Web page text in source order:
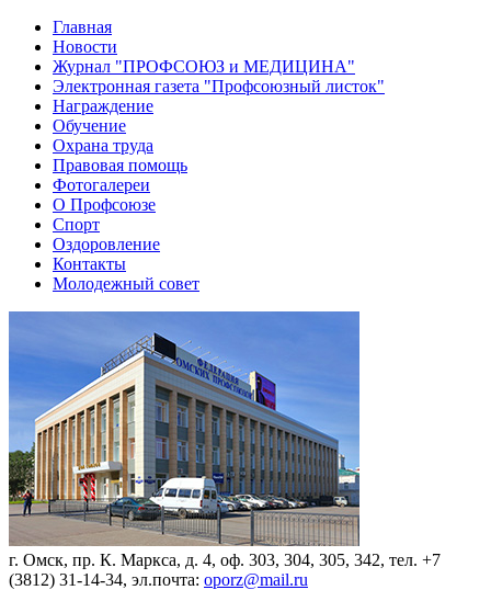
Главная
Новости
Журнал "ПРОФСОЮЗ и МЕДИЦИНА"
Электронная газета "Профсоюзный листок"
Награждение
Обучение
Охрана труда
Правовая помощь
Фотогалереи
О Профсоюзе
Спорт
Оздоровление
Контакты
Молодежный совет
г. Омск, пр. К. Маркса, д. 4, оф. 303, 304, 305, 342, тел. +7
(3812) 31-14-34, эл.почта: oporz@mail.ru